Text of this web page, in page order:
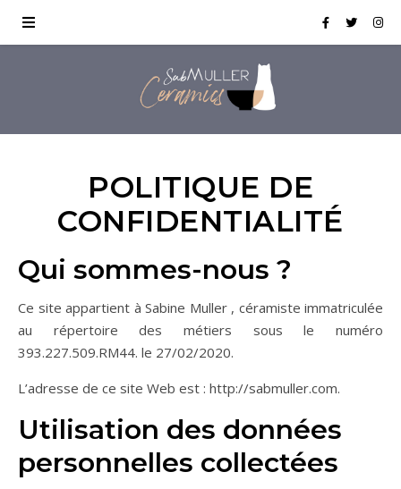
POLITIQUE DE
CONFIDENTIALITÉ
Qui sommes-nous ?
Ce site appartient à Sabine Muller , céramiste immatriculée
au répertoire des métiers sous le numéro
393.227.509.RM44. le 27/02/2020.
L’adresse de ce site Web est : http://sabmuller.com.
Utilisation des données
personnelles collectées